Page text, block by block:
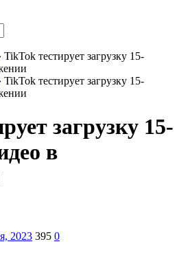
TikTok тестирует загрузку 15-
TikTok тестирует загрузку 15-
загрузку 15-
в
2023 395 0